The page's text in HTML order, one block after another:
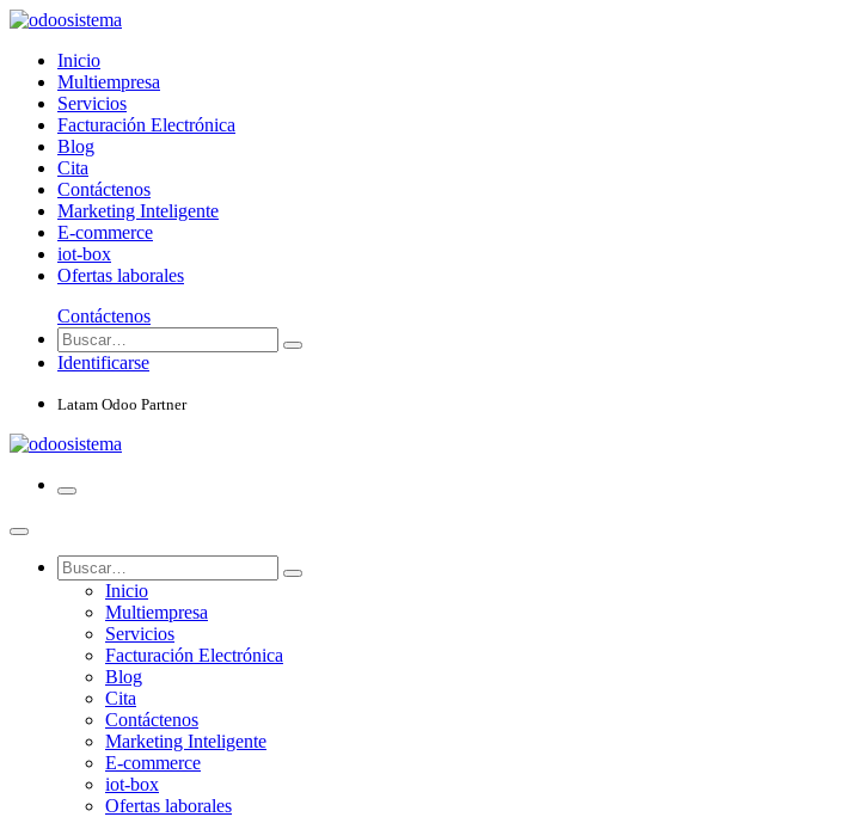
Inicio
Multiempresa
Servicios
Facturación Electrónica
Blog
Cita
Contáctenos
Marketing Inteligente
E-commerce
iot-box
Ofertas laborales
Contáctenos
Identificarse
Latam Odoo Partner
Inicio
Multiempresa
Servicios
Facturación Electrónica
Blog
Cita
Contáctenos
Marketing Inteligente
E-commerce
iot-box
Ofertas laborales